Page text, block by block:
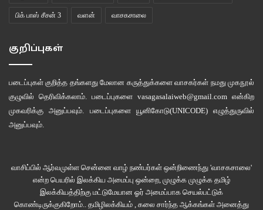
பிக் பாஸ் சீசன் 3 வளன் வாசகசாலை
குறிப்புகள்
படைப்புகள் குறித்த தங்களது மேலான கருத்துக்களை வாசகர்கள் நமது முகநூல்
குழுவில் தெரிவிக்கலாம். படைப்புகளை vasagasalaiweb@gmail.com என்கிற
முகவரிக்கு அனுப்பவும். படைப்புகளை யூனிகோடு(UNICODE)எழுத்துருவில்
அனுப்பவும்.
வாசிப்பில் ஆர்வமுள்ள சென்னை வாழ் நண்பர்கள் ஒன்றிணைந்து 'வாசகசாலை'
என்ற பெயரில் இலக்கிய அமைப்பு ஒன்றை, முழுக்க முழுக்க தமிழ்
இலக்கியத்திற்கு மட்டுமேயான ஓர் அமைப்பாக செயல்பட்டுக்
கொண்டிருக்குகிறோம்.. தமிழிலக்கியம் , கலை சார்ந்த ஆக்கங்கள் அனைத்து